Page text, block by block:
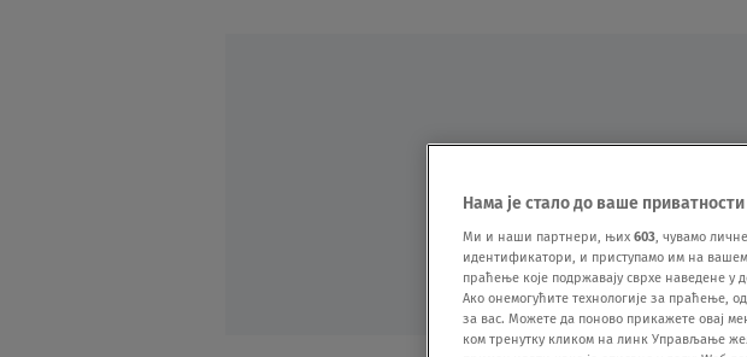
Нама је стало до ваше приватности
Ми и наши партнери, њих 603, чувамо
идентификатори, и приступамо им на вашем
праћење које подржавају сврхе наведене
Ако онемогућите технологије за праћење,
за вас. Можете да поново прикажете овај
ком тренутку кликом на линк Управљање